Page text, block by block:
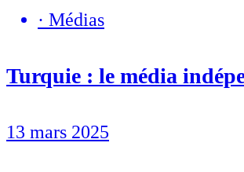
· Médias
Turquie : le média
13 mars 2025